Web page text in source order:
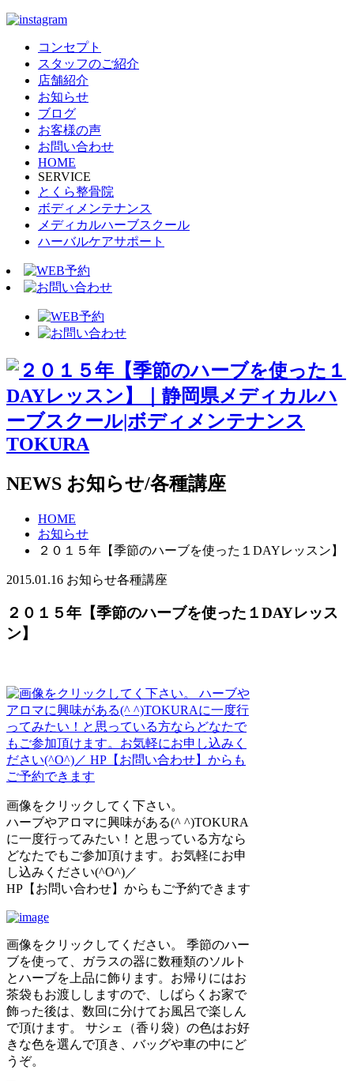
コンセプト
スタッフのご紹介
店舗紹介
お知らせ
ブログ
お客様の声
お問い合わせ
HOME
SERVICE
とくら整骨院
ボディメンテナンス
メディカルハーブスクール
ハーバルケアサポート
NEWS お知らせ/各種講座
HOME
お知らせ
２０１５年【季節のハーブを使った１DAYレッスン】
2015.01.16 お知らせ各種講座
２０１５年【季節のハーブを使った１DAYレッス
ン】
画像をクリックしてく下さい。
ハーブやアロマに興味がある(^ ^)TOKURA
に一度行ってみたい！と思っている方なら
どなたでもご参加頂けます。お気軽にお申
し込みください(^O^)／
HP【お問い合わせ】からもご予約できます
画像をクリックしてください。 季節のハー
ブを使って、ガラスの器に数種類のソルト
とハーブを上品に飾ります。お帰りにはお
茶袋もお渡ししますので、しばらくお家で
飾った後は、数回に分けてお風呂で楽しん
で頂けます。 サシェ（香り袋）の色はお好
きな色を選んで頂き、バッグや車の中にど
うぞ。